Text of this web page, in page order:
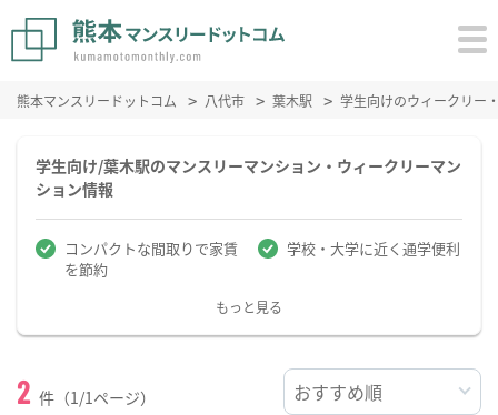
熊本マンスリードットコム 八代市 葉木駅 学生向けのウィークリー
学生向け/葉木駅のマンスリーマンション・ウィークリーマン
ション情報
コンパクトな間取りで家賃
を節約
学校・大学に近く通学便利
もっと見る
2 件（1/1ページ）